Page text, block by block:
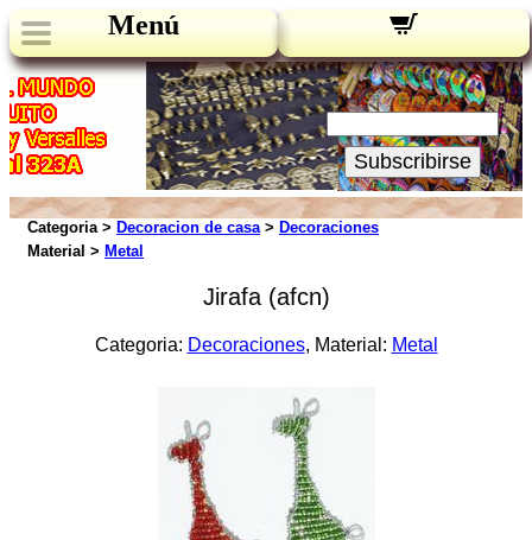
Menú
Novedades:
Su Email:
Subscribirse
Categoria > Decoracion de casa> Decoraciones
Material > Metal
Jirafa (afcn)
Categoria: Decoraciones, Material: Metal